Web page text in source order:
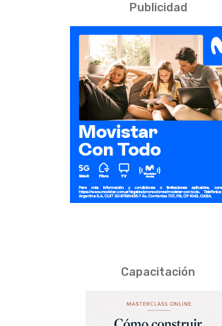
Publicidad
Capacitación